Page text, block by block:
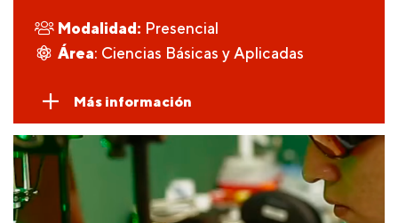
Modalidad: Presencial
Área: Ciencias Básicas y Aplicadas
Más información